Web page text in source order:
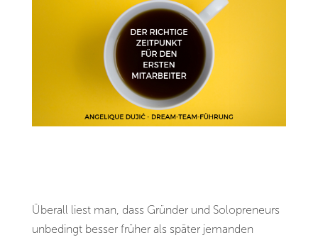
Überall liest man, dass Gründer und Solopreneurs
unbedingt besser früher als später jemanden